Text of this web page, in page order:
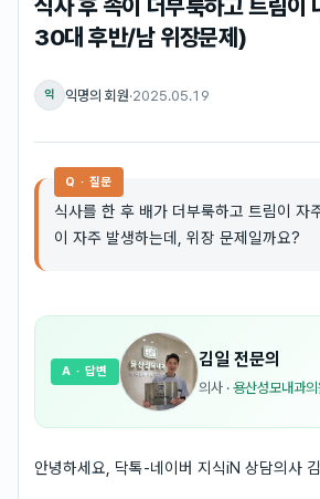
식사 후 속이 더부룩하고 트림이
30대 후반/남 위장문제)
익 익명의 회원·2025.05.19
Q · 질문
식사를 한 후 배가 더부룩하고 트림이 자
이 자주 발생하는데, 위장 문제일까요?
김일 전문의
의사 · 용산성모내과의
A · 답변
안녕하세요, 닥톡-네이버 지식iN 상담의사